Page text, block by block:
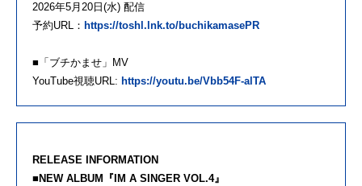
2026年5月20日(水) 配信
予約URL： https://toshl.lnk.to/buchikamasePR
■「ブチかませ」MV
YouTube視聴URL: https://youtu.be/Vbb54F-alTA
RELEASE INFORMATION
■NEW ALBUM『IM A SINGER VOL.4』